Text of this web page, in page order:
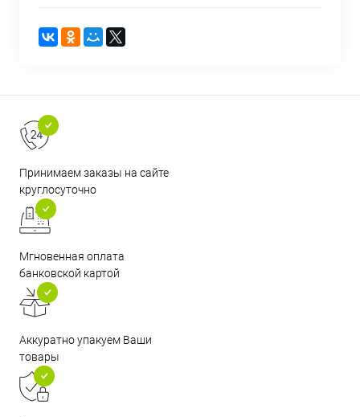
Принимаем заказы на сайте
круглосуточно
Мгновенная оплата
банковской картой
Аккуратно упакуем Ваши
товары